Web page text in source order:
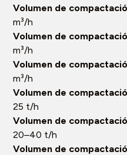
Volumen de
m³/h
Volumen de
m³/h
Volumen de
m³/h
Volumen de
25 t/h
Volumen de
20–40 t/h
Volumen de